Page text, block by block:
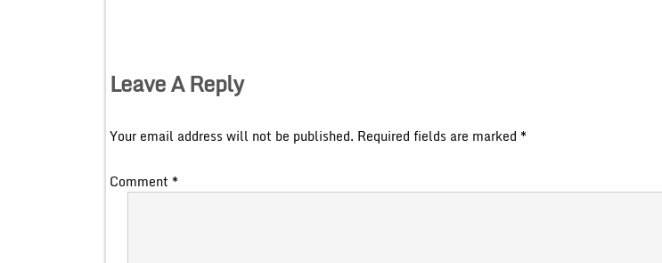
Leave A Reply
Your email address will not be published. Required fields are marked *
Comment *